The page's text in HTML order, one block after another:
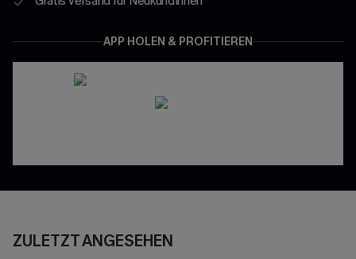
APP HOLEN & PROFITIEREN
ZULETZT ANGESEHEN